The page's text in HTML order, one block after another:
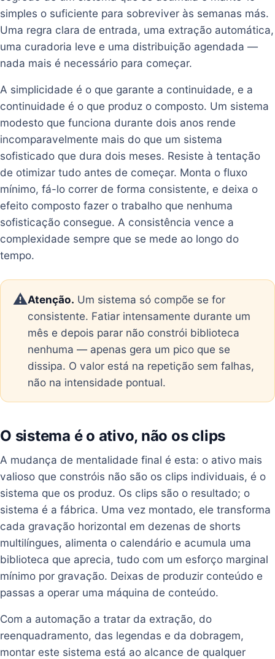
simples o suficiente para sobreviver às semanas más.
Uma regra clara de entrada, uma extração automática,
uma curadoria leve e uma distribuição agendada —
nada mais é necessário para começar.
A simplicidade é o que garante a continuidade, e a
continuidade é o que produz o composto. Um sistema
modesto que funciona durante dois anos rende
incomparavelmente mais do que um sistema
sofisticado que dura dois meses. Resiste à tentação
de otimizar tudo antes de começar. Monta o fluxo
mínimo, fá-lo correr de forma consistente, e deixa o
efeito composto fazer o trabalho que nenhuma
sofisticação consegue. A consistência vence a
complexidade sempre que se mede ao longo do
tempo.
⚠️Atenção. Um sistema só compõe se for
consistente. Fatiar intensamente durante um
mês e depois parar não constrói biblioteca
nenhuma — apenas gera um pico que se
dissipa. O valor está na repetição sem falhas,
não na intensidade pontual.
O sistema é o ativo, não os clips
A mudança de mentalidade final é esta: o ativo mais
valioso que constróis não são os clips individuais, é o
sistema que os produz. Os clips são o resultado; o
sistema é a fábrica. Uma vez montado, ele transforma
cada gravação horizontal em dezenas de shorts
multilíngues, alimenta o calendário e acumula uma
biblioteca que aprecia, tudo com um esforço marginal
mínimo por gravação. Deixas de produzir conteúdo e
passas a operar uma máquina de conteúdo.
Com a automação a tratar da extração, do
reenquadramento, das legendas e da dobragem,
montar este sistema está ao alcance de qualquer